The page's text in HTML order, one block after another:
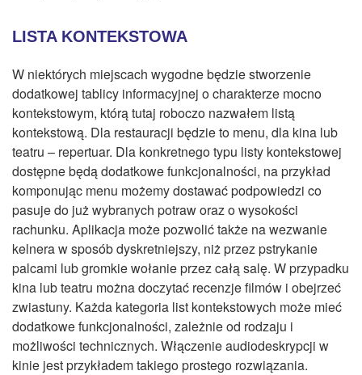
LISTA KONTEKSTOWA
W niektórych miejscach wygodne będzie stworzenie
dodatkowej tablicy informacyjnej o charakterze mocno
kontekstowym, którą tutaj roboczo nazwałem listą
kontekstową. Dla restauracji będzie to menu, dla kina lub
teatru – repertuar. Dla konkretnego typu listy kontekstowej
dostępne będą dodatkowe funkcjonalności, na przykład
komponując menu możemy dostawać podpowiedzi co
pasuje do już wybranych potraw oraz o wysokości
rachunku. Aplikacja może pozwolić także na wezwanie
kelnera w sposób dyskretniejszy, niż przez pstrykanie
palcami lub gromkie wołanie przez całą salę. W przypadku
kina lub teatru można doczytać recenzje filmów i obejrzeć
zwiastuny. Każda kategoria list kontekstowych może mieć
dodatkowe funkcjonalności, zależnie od rodzaju i
możliwości technicznych. Włączenie audiodeskrypcji w
kinie jest przykładem takiego prostego rozwiązania.